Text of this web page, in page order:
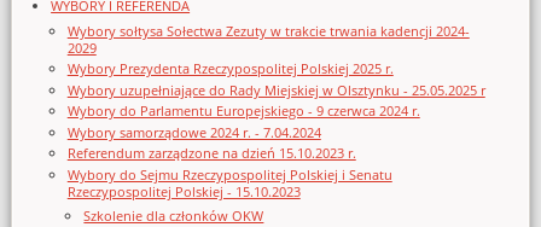
WYBORY I REFERENDA
Wybory sołtysa Sołectwa Zezuty w trakcie trwania kadencji 2024-
2029
Wybory Prezydenta Rzeczypospolitej Polskiej 2025 r.
Wybory uzupełniające do Rady Miejskiej w Olsztynku - 25.05.2025 r
Wybory do Parlamentu Europejskiego - 9 czerwca 2024 r.
Wybory samorządowe 2024 r. - 7.04.2024
Referendum zarządzone na dzień 15.10.2023 r.
Wybory do Sejmu Rzeczypospolitej Polskiej i Senatu
Rzeczypospolitej Polskiej - 15.10.2023
Szkolenie dla członków OKW